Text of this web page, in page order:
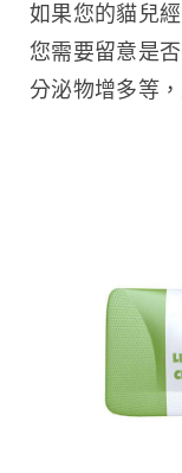
如果您的貓兒經
您需要留意是
分泌物增多等